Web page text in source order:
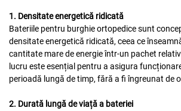
1. Densitate energetică ridicată
Bateriile pentru burghie ortopedice sunt
densitate energetică ridicată, ceea ce
cantitate mare de energie într-un pachet
lucru este esențial pentru a asigura
perioadă lungă de timp, fără a fi îngreunat de
2. Durată lungă de viață a bateriei